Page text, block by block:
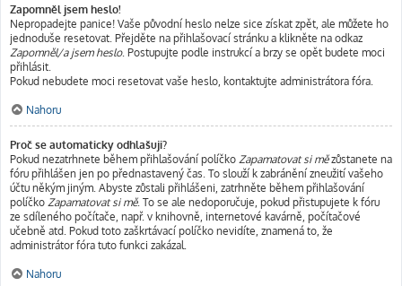
Zapomněl jsem heslo!
Nepropadejte panice! Vaše původní heslo nelze sice získat zpět, ale můžete ho
jednoduše resetovat. Přejděte na přihlašovací stránku a klikněte na odkaz
Zapomněl/a jsem heslo. Postupujte podle instrukcí a brzy se opět budete moci
přihlásit.
Pokud nebudete moci resetovat vaše heslo, kontaktujte administrátora fóra.
Nahoru
Proč se automaticky odhlašuji?
Pokud nezatrhnete během přihlašování políčko Zapamatovat si mězůstanete na
fóru přihlášen jen po přednastavený čas. To slouží k zabránění zneužití vašeho
účtu někým jiným. Abyste zůstali přihlášeni, zatrhněte během přihlašování
políčko Zapamatovat si mě. To se ale nedoporučuje, pokud přistupujete k fóru
ze sdíleného počítače, např. v knihovně, internetové kavárně, počítačové
učebně atd. Pokud toto zaškrtávací políčko nevidíte, znamená to, že
administrátor fóra tuto funkci zakázal.
Nahoru